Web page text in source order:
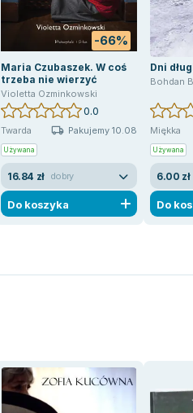
-66%
Maria Czubaszek. W coś
trzeba nie wierzyć
Violetta Ozminkowski
0.0
Twarda Pakujemy 10.08
Używana
16.84 zł dobry
Do koszyka
Dni
Bohdan
Miękka
Używana
6.00 zł
Do